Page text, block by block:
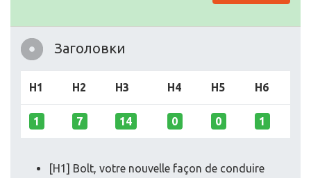
Заголовки
H1 H2 H3 H4 H5 H6
1 7 14 0 0 1
[H1] Bolt, votre nouvelle façon de conduire